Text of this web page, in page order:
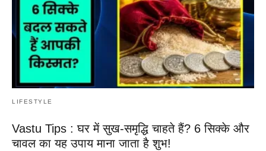
LIFESTYLE
Vastu Tips : घर में सुख-समृद्धि चाहते हैं? 6 सिक्के और
चावल का यह उपाय माना जाता है शुभ!